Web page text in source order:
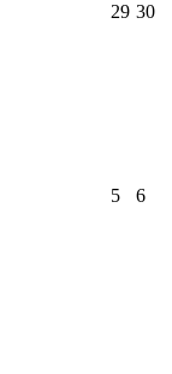
29 30
5 6